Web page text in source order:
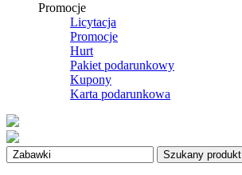
Promocje
Licytacja
Promocje
Hurt
Pakiet podarunkowy
Kupony
Karta podarunkowa
Szukany produkt